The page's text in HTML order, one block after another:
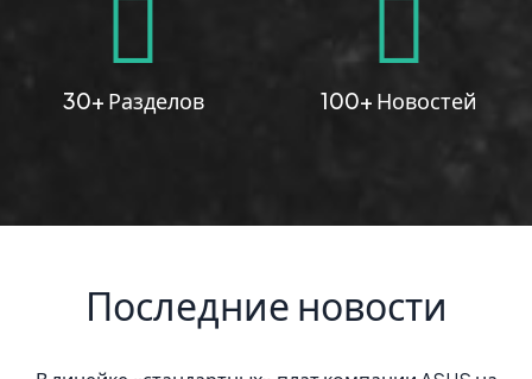
30+ Разделов 100+ Новостей
Последние новости